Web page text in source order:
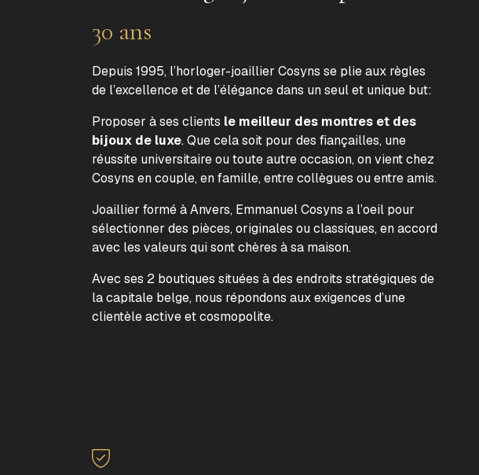
30 ans
Depuis 1995, l’horloger-joaillier Cosyns se plie aux règles
de l’excellence et de l’élégance dans un seul et unique but:
Proposer à ses clients le meilleur des montres et des
bijoux de luxe. Que cela soit pour des fiançailles, une
réussite universitaire ou toute autre occasion, on vient chez
Cosyns en couple, en famille, entre collègues ou entre amis.
Joaillier formé à Anvers, Emmanuel Cosyns a l’oeil pour
sélectionner des pièces, originales ou classiques, en accord
avec les valeurs qui sont chères à sa maison.
Avec ses 2 boutiques situées à des endroits stratégiques de
la capitale belge, nous répondons aux exigences d’une
clientèle active et cosmopolite.